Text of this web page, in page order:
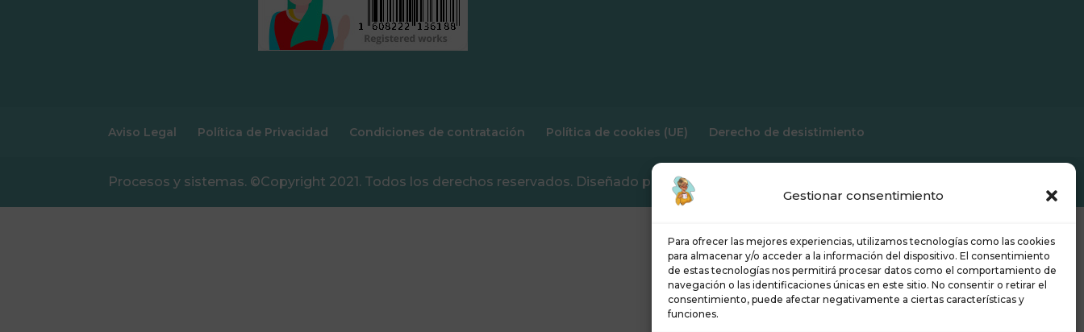
Gestionar consentimiento
Para ofrecer las mejores experiencias, utilizamos tecnologías como las cookies
para almacenar y/o acceder a la información del dispositivo. El consentimiento
de estas tecnologías nos permitirá procesar datos como el comportamiento de
navegación o las identificaciones únicas en este sitio. No consentir o retirar el
consentimiento, puede afectar negativamente a ciertas características y
funciones.
Aviso Legal Política de Privacidad Condiciones de contratación Política de cookies (UE) Derecho de desistimiento
Procesos y sistemas. ©Copyright 2021. Todos los derechos reservados. Diseñado por Gehisy Hernández con ❤️️ en Gijón.